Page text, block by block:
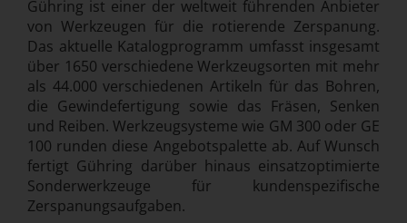
Gühring ist einer der weltweit führenden Anbieter
von Werkzeugen für die rotierende Zerspanung.
Das aktuelle Katalogprogramm umfasst insgesamt
über 1650 verschiedene Werkzeugsorten mit mehr
als 44.000 verschiedenen Artikeln für das Bohren,
die Gewindefertigung sowie das Fräsen, Senken
und Reiben. Werkzeugsysteme wie GM 300 oder GE
100 runden diese Angebotspalette ab. Auf Wunsch
fertigt Gühring darüber hinaus einsatzoptimierte
Sonderwerkzeuge für kundenspezifische
Zerspanungsaufgaben.